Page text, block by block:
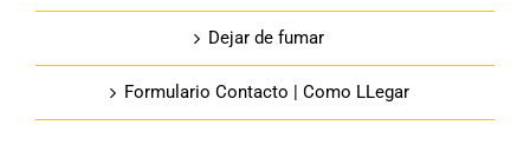
Dejar de fumar
Formulario Contacto | Como LLegar